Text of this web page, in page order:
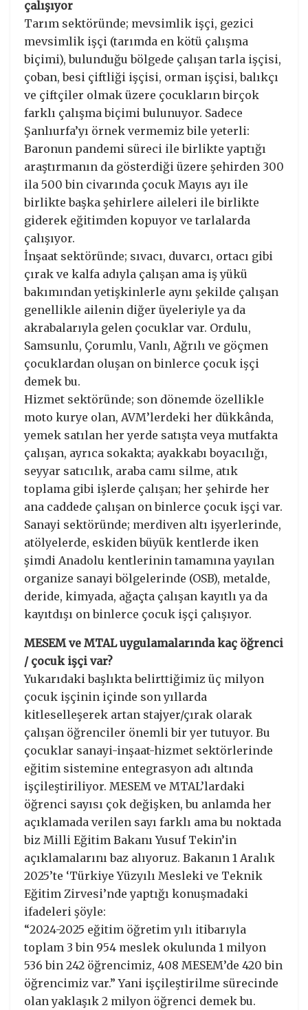
çalışıyor
Tarım sektöründe; mevsimlik işçi, gezici
mevsimlik işçi (tarımda en kötü çalışma
biçimi), bulunduğu bölgede çalışan tarla işçisi,
çoban, besi çiftliği işçisi, orman işçisi, balıkçı
ve çiftçiler olmak üzere çocukların birçok
farklı çalışma biçimi bulunuyor. Sadece
Şanlıurfa’yı örnek vermemiz bile yeterli:
Baronun pandemi süreci ile birlikte yaptığı
araştırmanın da gösterdiği üzere şehirden 300
ila 500 bin civarında çocuk Mayıs ayı ile
birlikte başka şehirlere aileleri ile birlikte
giderek eğitimden kopuyor ve tarlalarda
çalışıyor.
İnşaat sektöründe; sıvacı, duvarcı, ortacı gibi
çırak ve kalfa adıyla çalışan ama iş yükü
bakımından yetişkinlerle aynı şekilde çalışan
genellikle ailenin diğer üyeleriyle ya da
akrabalarıyla gelen çocuklar var. Ordulu,
Samsunlu, Çorumlu, Vanlı, Ağrılı ve göçmen
çocuklardan oluşan on binlerce çocuk işçi
demek bu.
Hizmet sektöründe; son dönemde özellikle
moto kurye olan, AVM’lerdeki her dükkânda,
yemek satılan her yerde satışta veya mutfakta
çalışan, ayrıca sokakta; ayakkabı boyacılığı,
seyyar satıcılık, araba camı silme, atık
toplama gibi işlerde çalışan; her şehirde her
ana caddede çalışan on binlerce çocuk işçi var.
Sanayi sektöründe; merdiven altı işyerlerinde,
atölyelerde, eskiden büyük kentlerde iken
şimdi Anadolu kentlerinin tamamına yayılan
organize sanayi bölgelerinde (OSB), metalde,
deride, kimyada, ağaçta çalışan kayıtlı ya da
kayıtdışı on binlerce çocuk işçi çalışıyor.
MESEM ve MTAL uygulamalarında kaç öğrenci
/ çocuk işçi var?
Yukarıdaki başlıkta belirttiğimiz üç milyon
çocuk işçinin içinde son yıllarda
kitleselleşerek artan stajyer/çırak olarak
çalışan öğrenciler önemli bir yer tutuyor. Bu
çocuklar sanayi-inşaat-hizmet sektörlerinde
eğitim sistemine entegrasyon adı altında
işçileştiriliyor. MESEM ve MTAL’lardaki
öğrenci sayısı çok değişken, bu anlamda her
açıklamada verilen sayı farklı ama bu noktada
biz Milli Eğitim Bakanı Yusuf Tekin’in
açıklamalarını baz alıyoruz. Bakanın 1 Aralık
2025’te ‘Türkiye Yüzyılı Mesleki ve Teknik
Eğitim Zirvesi’nde yaptığı konuşmadaki
ifadeleri şöyle:
“2024-2025 eğitim öğretim yılı itibarıyla
toplam 3 bin 954 meslek okulunda 1 milyon
536 bin 242 öğrencimiz, 408 MESEM’de 420 bin
öğrencimiz var.” Yani işçileştirilme sürecinde
olan yaklaşık 2 milyon öğrenci demek bu.